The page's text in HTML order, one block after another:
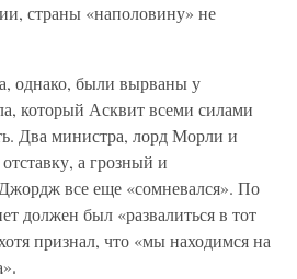
страны «наполовину» не
однако, были вырваны у
который Асквит всеми силами
Два министра, лорд Морли и
а грозный и
все еще «сомневался». По
должен был «развалиться в тот
признал, что «мы находимся на